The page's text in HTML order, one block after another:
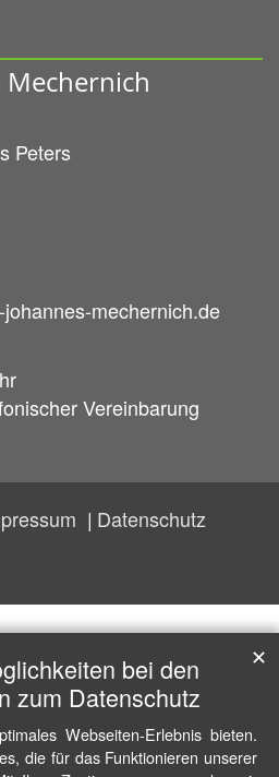
Mechernich
Peters
mechernich.de
Vereinbarung
Datenschutz
bei den
zum Datenschutz
Webseiten-Erlebnis bieten.
die für das Funktionieren unserer
✕